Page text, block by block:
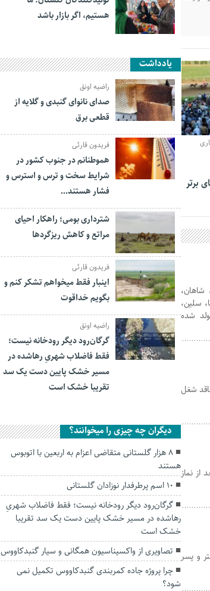
برتر
شاهان،
سلین،
شده
تعداد ۵۲۶ جانباز زیر ۲۵ درصد و فاقد شغل
از نماز
و پسر
هستیم، اگر بازار باشد
یادداشت
راضیه اونق
صدای نانوای گنبدی و گلایه از
قطعی برق
فریدون قارئی
هموطنانم در جنوب کشور در
شرایط سخت و ترس و استرس و
فشار هستند…
شترداری بومی؛ راهکار احیای
مراتع و کاهش ریزگردها
فریدون قارئی
اینبار فقط میخواهم تشکر کنم و
بگویم خداقوت
راضیه اونق
گرگان‌رود دیگر رودخانه نیست؛
فقط فاضلاب شهریِ رهاشده در
مسیر خشک پایین دست یک سد
تقریبا خشک است
دیگران چه چیزی را میخوانند؟
۸ هزار گلستانی متقاضی اعزام به اربعین با اتوبوس
هستند
۱۰ اسم پرطرفدار نوزادان گلستانی
گرگان‌رود دیگر رودخانه نیست؛ فقط فاضلاب شهریِ
رهاشده در مسیر خشک پایین دست یک سد تقریبا
خشک است
تصاویری از واکسیناسیون همگانی و سیار گنبدکاووس
چرا پروژه جاده کمربندی گنبدکاووس تکمیل نمی
شود؟